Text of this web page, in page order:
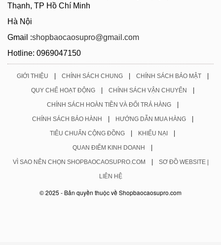
Thạnh, TP Hồ Chí Minh
Hà Nội
Gmail :shopbaocaosupro@gmail.com
Hotline: 0969047150
GIỚI THIỆU | CHÍNH SÁCH CHUNG | CHÍNH SÁCH BẢO MẬT |
QUY CHẾ HOẠT ĐỘNG | CHÍNH SÁCH VẬN CHUYỂN |
CHÍNH SÁCH HOÀN TIỀN VÀ ĐỔI TRẢ HÀNG |
CHÍNH SÁCH BẢO HÀNH | HƯỚNG DẪN MUA HÀNG |
TIÊU CHUẨN CỘNG ĐỒNG | KHIẾU NẠI |
QUAN ĐIỂM KINH DOANH |
VÌ SAO NÊN CHỌN SHOPBAOCAOSUPRO.COM | SƠ ĐỒ WEBSITE |
LIÊN HỆ
© 2025 - Bản quyền thuộc về Shopbaocaosupro.com